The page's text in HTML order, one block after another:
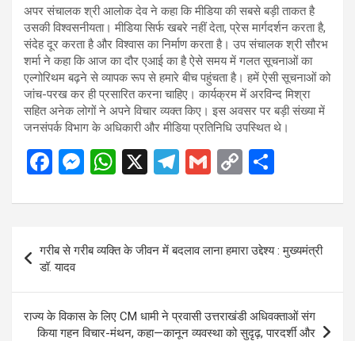
अपर संचालक श्री आलोक देव ने कहा कि मीडिया की सबसे बड़ी ताकत है
उसकी विश्वसनीयता। मीडिया सिर्फ खबरे नहीं देता, प्रेस मार्गदर्शन करता है,
संदेह दूर करता है और विश्वास का निर्माण करता है। उप संचालक श्री सौरभ
शर्मा ने कहा कि आज का दौर एआई का है ऐसे समय में गलत सूचनाओं का
एल्गोरिथम बढ़ने से व्यापक रूप से हमारे बीच पहुंचता है। हमें ऐसी सूचनाओं को
जांच-परख कर ही प्रसारित करना चाहिए। कार्यक्रम में अरविन्द मिश्रा
सहित अनेक लोगों ने अपने विचार व्यक्त किए। इस अवसर पर बड़ी संख्या में
जनसंपर्क विभाग के अधिकारी और मीडिया प्रतिनिधि उपस्थित थे।
F
ce
b
o
o
k
M
se
n
g
er
W
at
s
A
p
p
X
T
e
a
m
G
ail
C
py
Li
n
k
ar
navigation
गरीब से गरीब व्यक्ति के जीवन में बदलाव लाना हमारा उद्देश्य : मुख्यमंत्री
डॉ. यादव
राज्य के विकास के लिए CM धामी ने प्रवासी उत्तराखंडी अधिवक्ताओं संग
किया गहन विचार-मंथन, कहा—कानून व्यवस्था को सुदृढ़, पारदर्शी और